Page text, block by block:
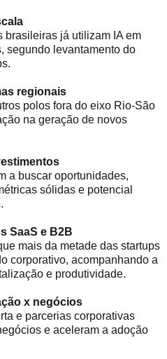
brasileiras já utilizam IA em
segundo levantamento do
regionais
polos fora do eixo Rio-São
na geração de novos
a buscar oportunidades,
sólidas e potencial
SaaS e B2B
mais da metade das startups
corporativo, acompanhando a
e produtividade.
x negócios
e parcerias corporativas
e aceleram a adoção